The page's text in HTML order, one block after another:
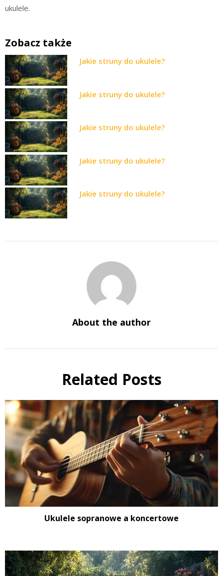
ukulele.
Zobacz także
Jakie struny do ukulele?
Jakie struny do ukulele?
Jakie struny do ukulele?
Jakie struny do ukulele?
Jakie struny do ukulele?
About the author
Related Posts
Ukulele sopranowe a koncertowe